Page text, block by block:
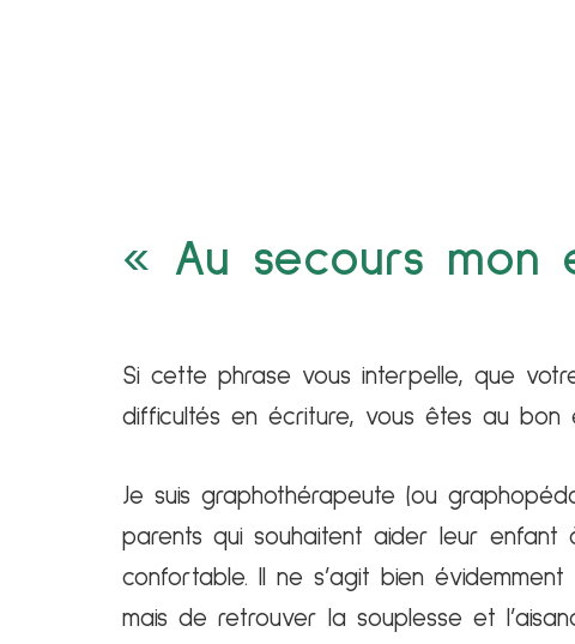
« Au secours
Si cette phrase vous interpelle, que
difficultés en écriture, vous êtes au bon
Je suis graphothérapeute (ou
parents qui souhaitent aider leur
confortable. Il ne s’agit bien
mais de retrouver la souplesse et